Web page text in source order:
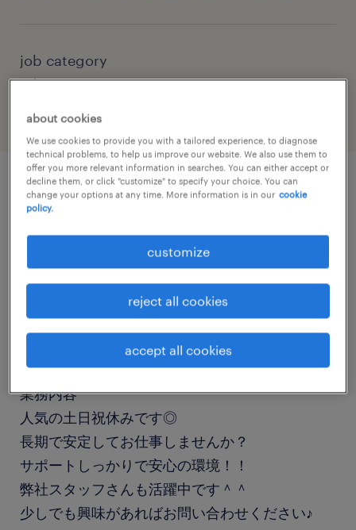
job category
administrative & support services
job details
金融事務（生保・損保）
勤務期間
長期（3ヶ月以上）
業務内容
人気の土日祝休みです◎
長期で安定してお仕事しませんか？
サポートしっかりで安心の環境！！
弊社スタッフさんも活躍中です＾＾
少しでも興味があればお問い合わせください♪
about cookies
We use cookies to provide you with a tailored experience, to diagnose
technical problems, to help us improve our website. We also use them to
offer you more relevant information in searches. You can either accept or
decline them, or click "customize" to specify your choice. You can
change your options at any time. More information is in our cookie
policy.
customize
reject all cookies
accept all cookies